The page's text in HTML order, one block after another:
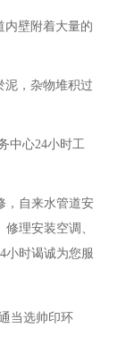
内壁附着大量的
泥，杂物堆积过
中心24小时工
，自来水管道安
理安装空调、
小时谒诚为您服
当选帅印环